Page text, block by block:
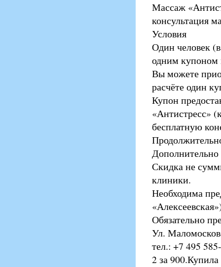
Массаж
консультация
Условия
Один человек
одним купоном
Вы можете
расчёте один
Купон
«Антистресс»
бесплатную
Дополнительно
Скидка не
клиники.
Необходима
Обязательно
Ул.
тел.: +7 495
2 за